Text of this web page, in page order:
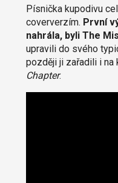
Písnička kupodivu
coververzím. První
nahrála, byli The
upravili do svého
později ji zařadili i na
Chapter.